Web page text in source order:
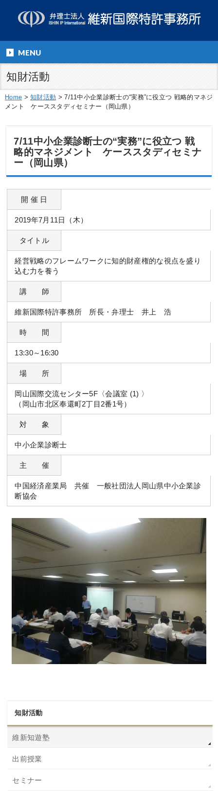
MENU
知財活動
Home >知財活動 >7/11中小企業診断士の“実務”に役立つ 戦略的マネジ
メント ケーススタディセミナー（岡山県）
7/11中小企業診断士の“実務”に役立つ 戦
略的マネジメント ケーススタディセミナ
ー（岡山県）
開 催 日
2019年7月11日（木）
タイトル
経営戦略のフレームワークに知的財産権的な視点を盛り
込む力を養う
講 師
維新国際特許事務所 所長・弁理士 井上 浩
時 間
13:30～16:30
場 所
岡山国際交流センター5F〈会議室 (1) 〉
（岡山市北区奉還町2丁目2番1号）
対 象
中小企業診断士
主 催
中国経済産業局 共催 一般社団法人岡山県中小企業診
断協会
知財活動
維新知遊塾
出前授業
セミナー